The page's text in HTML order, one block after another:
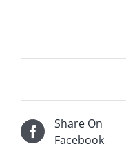
Share On
Facebook